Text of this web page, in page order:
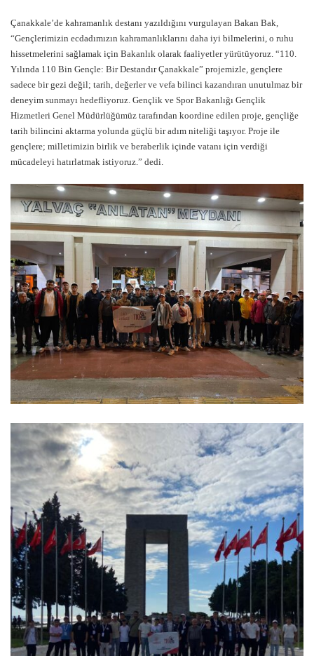
Çanakkale’de kahramanlık destanı yazıldığını vurgulayan Bakan Bak,
“Gençlerimizin ecdadımızın kahramanlıklarını daha iyi bilmelerini, o ruhu
hissetmelerini sağlamak için Bakanlık olarak faaliyetler yürütüyoruz. “110.
Yılında 110 Bin Gençle: Bir Destandır Çanakkale” projemizle, gençlere
sadece bir gezi değil; tarih, değerler ve vefa bilinci kazandıran unutulmaz bir
deneyim sunmayı hedefliyoruz. Gençlik ve Spor Bakanlığı Gençlik
Hizmetleri Genel Müdürlüğümüz tarafından koordine edilen proje, gençliğe
tarih bilincini aktarma yolunda güçlü bir adım niteliği taşıyor. Proje ile
gençlere; milletimizin birlik ve beraberlik içinde vatanı için verdiği
mücadeleyi hatırlatmak istiyoruz.” dedi.